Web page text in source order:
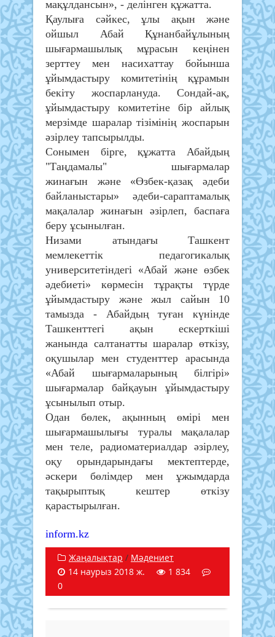
мақұлдансын», - делінген құжатта.
Қаулыға сәйкес, ұлы ақын және
ойшыл Абай Құнанбайұлының
шығармашылық мұрасын кеңінен
зерттеу мен насихаттау бойынша
ұйымдастыру комитетінің құрамын
бекіту жоспарлануда. Сондай-ақ,
ұйымдастыру комитетіне бір айлық
мерзімде шаралар тізімінің жоспарын
әзірлеу тапсырылды.
Сонымен бірге, құжатта Абайдың
"Таңдамалы" шығармалар
жинағын және «Өзбек-қазақ әдеби
байланыстары» әдеби-сараптамалық
мақалалар жинағын әзірлеп, баспаға
беру ұсынылған.
Низами атындағы Ташкент
мемлекеттік педагогикалық
университетіндегі «Абай және өзбек
әдебиеті» көрмесін тұрақты түрде
ұйымдастыру және жыл сайын 10
тамызда - Абайдың туған күнінде
Ташкенттегі ақын ескерткіші
жанында салтанатты шаралар өткізу,
оқушылар мен студенттер арасында
«Абай шығармаларының білгірі»
шығармалар байқауын ұйымдастыру
ұсынылып отыр.
Одан бөлек, ақынның өмірі мен
шығармашылығы туралы мақалалар
мен теле, радиоматериалдар әзірлеу,
оқу орындарындағы мектептерде,
әскери бөлімдер мен ұжымдарда
тақырыптық кештер өткізу
қарастырылған.
inform.kz
Жаңалықтар / Мәдениет
14 наурыз 2018 ж.
1 834
0